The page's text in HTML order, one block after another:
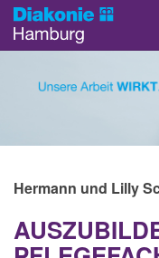
Hermann und Lilly